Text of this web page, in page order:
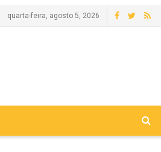
quarta-feira, agosto 5, 2026